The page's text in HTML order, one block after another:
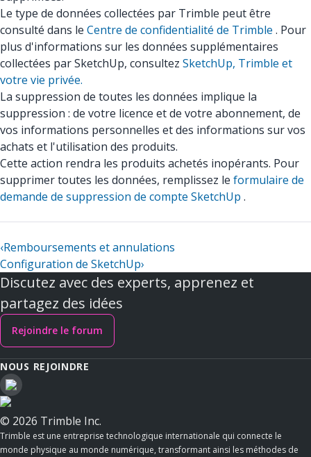
Le type de données collectées par Trimble peut être
consulté dans le Centre de confidentialité de Trimble . Pour
plus d'informations sur les données supplémentaires
collectées par SketchUp, consultez SketchUp, Trimble et
votre vie privée.
La suppression de toutes les données implique la
suppression : de votre licence et de votre abonnement, de
vos informations personnelles et des informations sur vos
achats et l'utilisation des produits.
Cette action rendra les produits achetés inopérants. Pour
supprimer toutes les données, remplissez le formulaire de
demande de suppression de compte SketchUp .
‹Remboursements et annulations
Configuration de SketchUp›
Discutez avec des experts, apprenez et
partagez des idées
Rejoindre le forum
NOUS REJOINDRE
© 2026 Trimble Inc.
Trimble est une entreprise technologique internationale qui connecte le
monde physique au monde numérique, transformant ainsi les méthodes de